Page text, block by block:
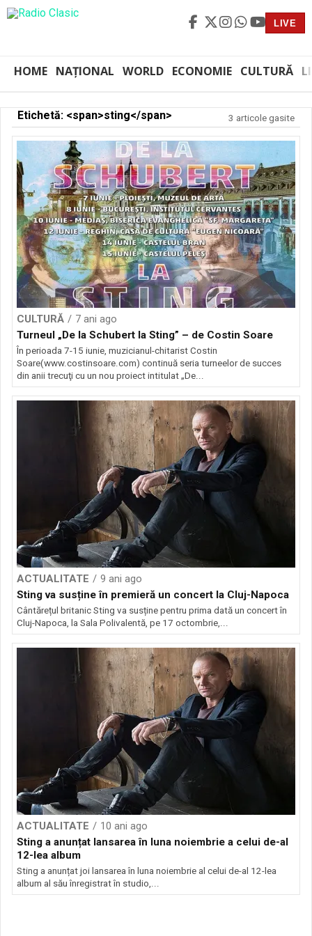
LIVE
HOME NAȚIONAL WORLD ECONOMIE CULTURĂ
Etichetă: <span>sting</span> 3 articole gasite
CULTURĂ
7 ani ago
Turneul „De la Schubert la Sting” – de Costin Soare
În perioada 7-15 iunie, muzicianul-chitarist Costin
Soare(www.costinsoare.com) continuă seria turneelor de succes
din anii trecuţi cu un nou proiect intitulat „De...
ACTUALITATE
9 ani ago
Sting va susține în premieră un concert la Cluj-Napoca
Cântărețul britanic Sting va susține pentru prima dată un concert în
Cluj-Napoca, la Sala Polivalentă, pe 17 octombrie,...
ACTUALITATE
10 ani ago
Sting a anunțat lansarea în luna noiembrie a celui de-al
12-lea album
Sting a anunțat joi lansarea în luna noiembrie al celui de-al 12-lea
album al său înregistrat în studio,...